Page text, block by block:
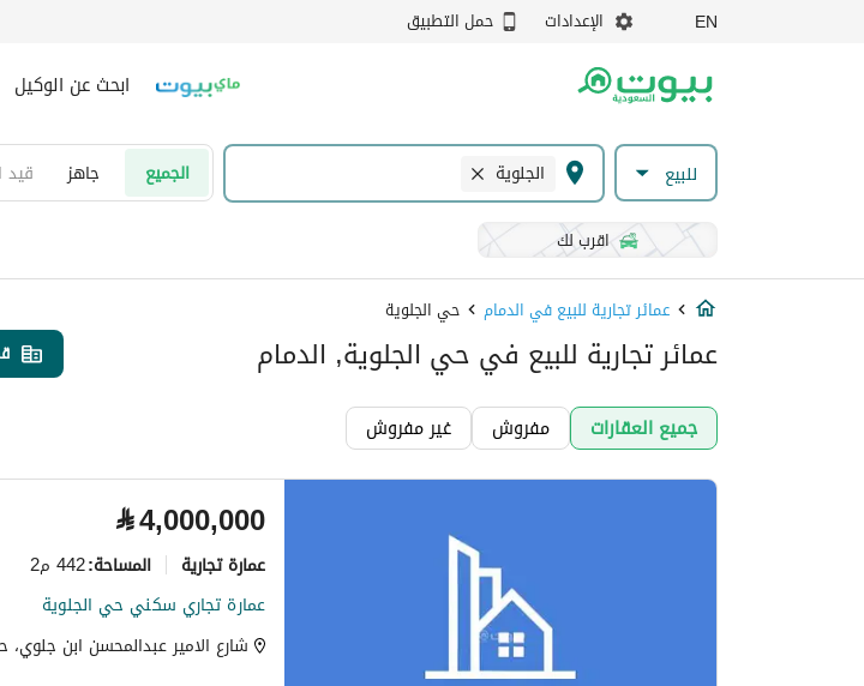
EN الإعدادات حمل التطبيق
ابحث عن الوكيل
للبيع الجلوية الجميع جاهز قيد
اقرب لك
عمائر تجارية للبيع في الدمام حي الجلوية
عمائر تجارية للبيع في حي الجلوية, الدمام
جميع العقارات مفروش غير مفروش
⃁4,000,000
عمارة تجارية المساحة:442 م2
عمارة تجاري سكني حي الجلوية
شارع الامير عبدالمحسن ابن جلوي،